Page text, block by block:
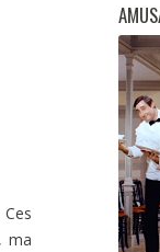
ma